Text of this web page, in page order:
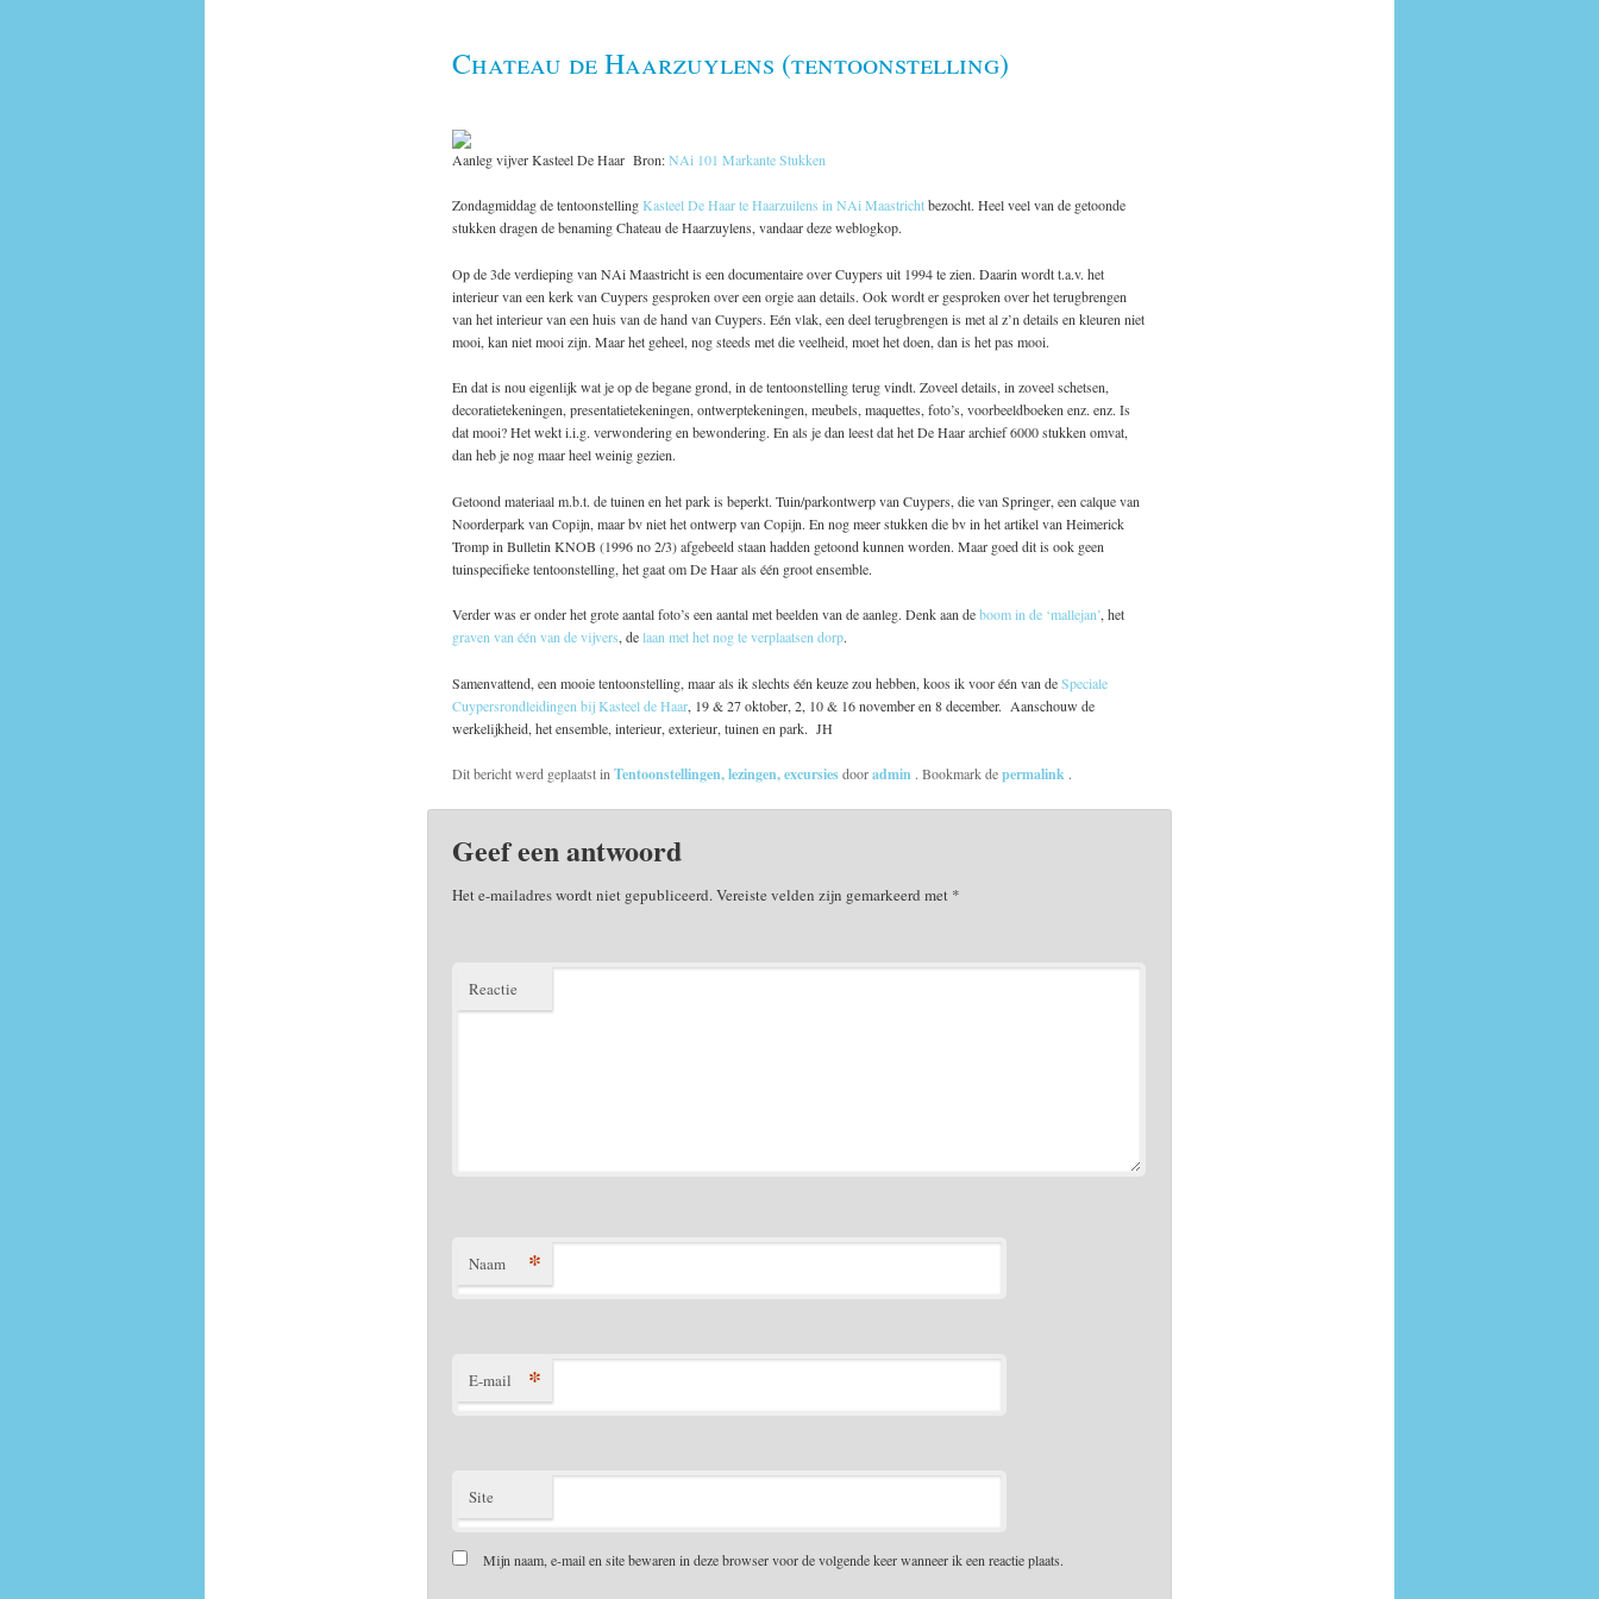
Chateau de Haarzuylens (tentoonstelling)
Aanleg vijver Kasteel De Haar Bron:NAi 101 Markante Stukken
Zondagmiddag de tentoonstellingKasteel De Haar te Haarzuilens in NAi Maastrichtbezocht. Heel veel van de getoonde
stukken dragen de benaming Chateau de Haarzuylens, vandaar deze weblogkop.
Op de 3de verdieping van NAi Maastricht is een documentaire over Cuypers uit 1994 te zien. Daarin wordt t.a.v. het
interieur van een kerk van Cuypers gesproken over een orgie aan details. Ook wordt er gesproken over het terugbrengen
van het interieur van een huis van de hand van Cuypers. Eén vlak, een deel terugbrengen is met al z’n details en kleuren niet
mooi, kan niet mooi zijn. Maar het geheel, nog steeds met die veelheid, moet het doen, dan is het pas mooi.
En dat is nou eigenlijk wat je op de begane grond, in de tentoonstelling terug vindt. Zoveel details, in zoveel schetsen,
decoratietekeningen, presentatietekeningen, ontwerptekeningen, meubels, maquettes, foto’s, voorbeeldboeken enz. enz. Is
dat mooi? Het wekt i.i.g. verwondering en bewondering. En als je dan leest dat het De Haar archief 6000 stukken omvat,
dan heb je nog maar heel weinig gezien.
Getoond materiaal m.b.t. de tuinen en het park is beperkt. Tuin/parkontwerp van Cuypers, die van Springer, een calque van
Noorderpark van Copijn, maar bv niet het ontwerp van Copijn. En nog meer stukken die bv in het artikel van Heimerick
Tromp in Bulletin KNOB (1996 no 2/3) afgebeeld staan hadden getoond kunnen worden. Maar goed dit is ook geen
tuinspecifieke tentoonstelling, het gaat om De Haar als één groot ensemble.
Verder was er onder het grote aantal foto’s een aantal met beelden van de aanleg. Denk aan deboom in de ‘mallejan’, het
graven van één van de vijvers, delaan met het nog te verplaatsen dorp.
Samenvattend, een mooie tentoonstelling, maar als ik slechts één keuze zou hebben, koos ik voor één van deSpeciale
Cuypersrondleidingen bij Kasteel de Haar, 19 & 27 oktober, 2, 10 & 16 november en 8 december. Aanschouw de
werkelijkheid, het ensemble, interieur, exterieur, tuinen en park. JH
Dit bericht werd geplaatst inTentoonstellingen, lezingen, excursiesdooradmin . Bookmark depermalink .
Geef een antwoord
Het e-mailadres wordt niet gepubliceerd.Vereiste velden zijn gemarkeerd met *
Reactie
Naam *
E-mail *
Site
Mijn naam, e-mail en site bewaren in deze browser voor de volgende keer wanneer ik een reactie plaats.